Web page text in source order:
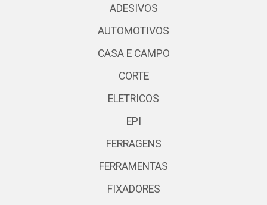
ADESIVOS
AUTOMOTIVOS
CASA E CAMPO
CORTE
ELETRICOS
EPI
FERRAGENS
FERRAMENTAS
FIXADORES